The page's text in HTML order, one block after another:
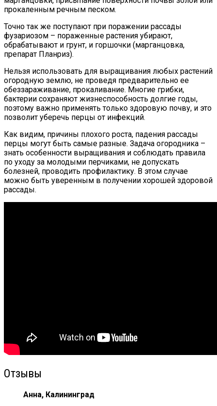
прокаленным речным песком.
Точно так же поступают при поражении рассады
фузариозом – пораженные растения убирают,
обрабатывают и грунт, и горшочки (марганцовка,
препарат Планриз).
Нельзя использовать для выращивания любых растений
огородную землю, не проведя предварительно ее
обеззараживание, прокаливание. Многие грибки,
бактерии сохраняют жизнеспособность долгие годы,
поэтому важно применять только здоровую почву, и это
позволит уберечь перцы от инфекций.
Как видим, причины плохого роста, падения рассады
перцы могут быть самые разные. Задача огородника –
знать особенности выращивания и соблюдать правила
по уходу за молодыми перчиками, не допускать
болезней, проводить профилактику. В этом случае
можно быть уверенным в получении хорошей здоровой
рассады.
Отзывы
Анна, Калининград